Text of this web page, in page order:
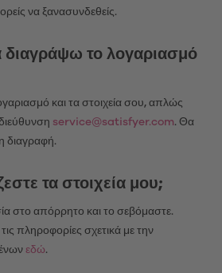
να ξανασυνδεθείς.
το λογαριασμό
και τα στοιχεία σου, απλώς
service@satisfyer.com. Θα
διαγραφή.
τα στοιχεία μου;
στο απόρρητο και το σεβόμαστε.
πληροφορίες σχετικά με την
εδώ.